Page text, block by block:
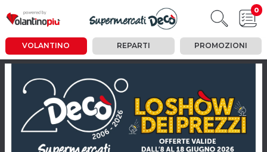
0
VOLANTINO REPARTI PROMOZIONI